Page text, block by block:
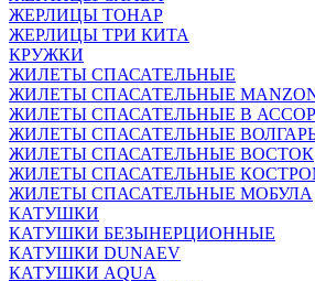
ЖЕРЛИЦЫ ТОНАР
ЖЕРЛИЦЫ ТРИ КИТА
КРУЖКИ
ЖИЛЕТЫ СПАСАТЕЛЬНЫЕ
ЖИЛЕТЫ СПАСАТЕЛЬНЫЕ
ЖИЛЕТЫ СПАСАТЕЛЬНЫЕ В
ЖИЛЕТЫ СПАСАТЕЛЬНЫЕ
ЖИЛЕТЫ СПАСАТЕЛЬНЫЕ ВОСТОК
ЖИЛЕТЫ СПАСАТЕЛЬНЫЕ
ЖИЛЕТЫ СПАСАТЕЛЬНЫЕ МОБУЛА
КАТУШКИ
КАТУШКИ БЕЗЫНЕРЦИОННЫЕ
КАТУШКИ DUNAEV
КАТУШКИ AQUA